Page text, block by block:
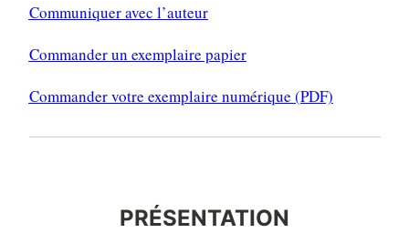
Communiquer avec l’auteur
Commander un exemplaire papier
Commander votre exemplaire numérique (PDF)
PRÉSENTATION